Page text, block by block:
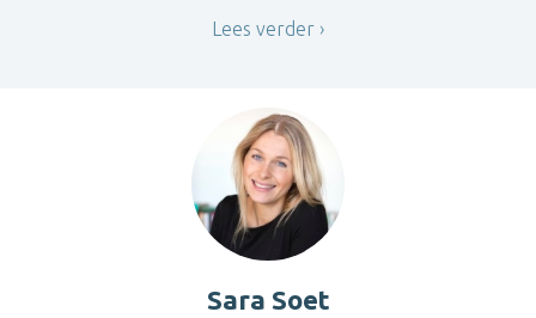
Lees verder
Sara Soet